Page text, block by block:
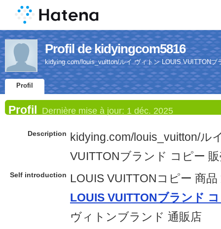
Profil de kidyingcom5816
kidying.com/louis_vuitton/ルイ ヴィトン LOUIS VUITTONブ
Profil
Profil Dernière mise à jour: 1 déc. 2025
Description
kidying.com/louis_vuitton/ル
VUITTONブランド コピー
Self introduction
LOUIS VUITTONコピー 商
LOUIS VUITTONブランド
ヴィトンブランド 通販店